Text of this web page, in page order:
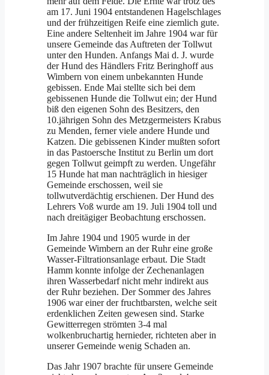
am 17. Juni 1904 entstandenen Hagelschlages
und der frühzeitigen Reife eine ziemlich gute.
Eine andere Seltenheit im Jahre 1904 war für
unsere Gemeinde das Auftreten der Tollwut
unter den Hunden. Anfangs Mai d. J. wurde
der Hund des Händlers Fritz Beringhoff aus
Wimbern von einem unbekannten Hunde
gebissen. Ende Mai stellte sich bei dem
gebissenen Hunde die Tollwut ein; der Hund
biß den eigenen Sohn des Besitzers, den
10.jährigen Sohn des Metzgermeisters Krabus
zu Menden, ferner viele andere Hunde und
Katzen. Die gebissenen Kinder mußten sofort
in das Pastoersche Institut zu Berlin um dort
gegen Tollwut geimpft zu werden. Ungefähr
15 Hunde hat man nachträglich in hiesiger
Gemeinde erschossen, weil sie
tollwutverdächtig erschienen. Der Hund des
Lehrers Voß wurde am 19. Juli 1904 toll und
nach dreitägiger Beobachtung erschossen.
Im Jahre 1904 und 1905 wurde in der
Gemeinde Wimbern an der Ruhr eine große
Wasser-Filtrationsanlage erbaut. Die Stadt
Hamm konnte infolge der Zechenanlagen
ihren Wasserbedarf nicht mehr indirekt aus
der Ruhr beziehen. Der Sommer des Jahres
1906 war einer der fruchtbarsten, welche seit
erdenklichen Zeiten gewesen sind. Starke
Gewitterregen strömten 3-4 mal
wolkenbruchartig hernieder, richteten aber in
unserer Gemeinde wenig Schaden an.
Das Jahr 1907 brachte für unsere Gemeinde